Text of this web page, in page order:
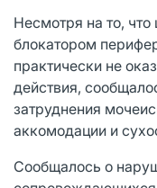
Несмотря на то,
блокатором
практически не
действия,
затруднения
аккомодации и
Сообщалось о